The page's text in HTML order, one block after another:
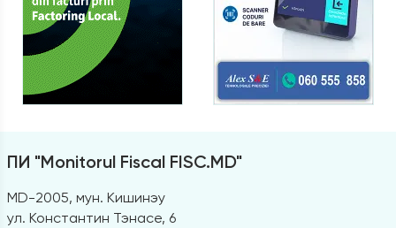
ПИ "Monitorul Fiscal FISC.MD"
MD-2005, мун. Кишинэу
ул. Константин Тэнасе, 6